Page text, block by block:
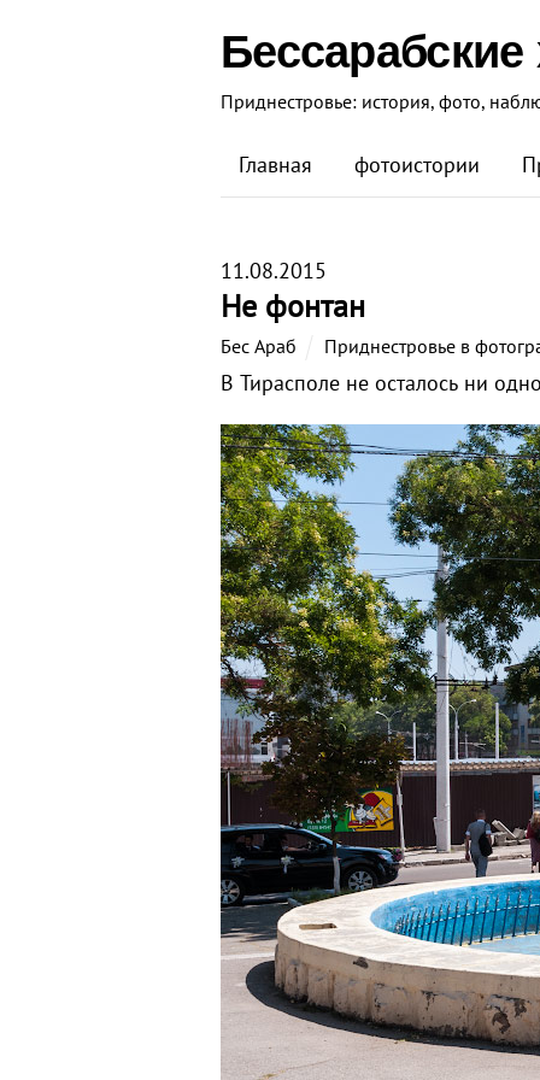
Бессарабские
Приднестровье: история, фото,
Главная фотоистории
11.08.2015
Не фонтан
Бес Араб Приднестровье в
В Тирасполе не осталось ни